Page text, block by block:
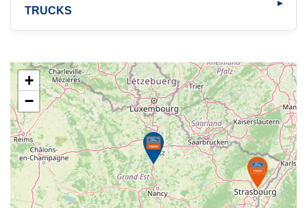
TRUCKS
+
−